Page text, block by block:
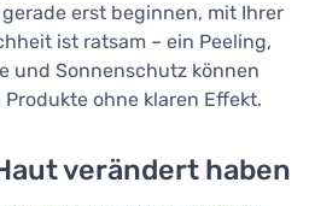
erst beginnen, mit Ihrer
ist ratsam – ein Peeling,
und Sonnenschutz können
ohne klaren Effekt.
verändert haben